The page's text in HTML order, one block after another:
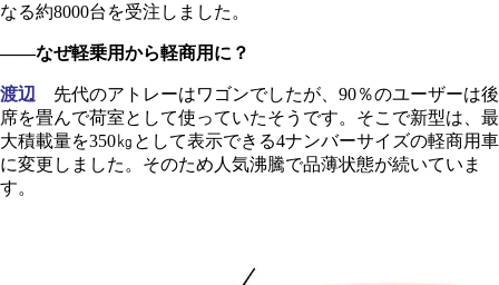
なる約8000台を受注しました。
――なぜ軽乗用から軽商用に？
渡辺 先代のアトレーはワゴンでしたが、90％のユーザーは後
席を畳んで荷室として使っていたそうです。そこで新型は、最
大積載量を350㎏として表示できる4ナンバーサイズの軽商用車
に変更しました。そのため人気沸騰で品薄状態が続いていま
す。